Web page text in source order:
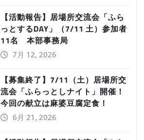
【活動報告】居場所交流会「ふら
っとするDAY」（7/11 土）参加者
11名 本部事務局
7月 12, 2026
【募集終了】7/11（土）居場所交
流会「ふらっとしナイト」開催！
今回の献立は麻婆豆腐定食！
6月 21, 2026